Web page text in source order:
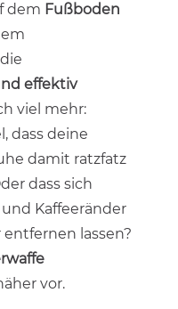
dem Fußboden
effektiv
viel mehr:
dass deine
damit ratzfatz
dass sich
Kaffeeränder
lassen?
vor.